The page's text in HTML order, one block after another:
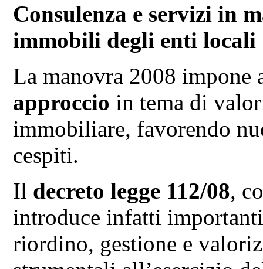
Consulenza e servizi in
immobili degli enti locali
La manovra 2008
approccio in tema di
immobiliare, favorendo
cespiti.
Il decreto legge 112/08,
introduce infatti
riordino, gestione e